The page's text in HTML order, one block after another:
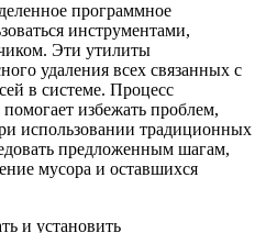
программное
инструментами,
Эти утилиты
удаления всех связанных с
в системе. Процесс
избежать проблем,
использовании традиционных
предложенным шагам,
мусора и оставшихся
и установить